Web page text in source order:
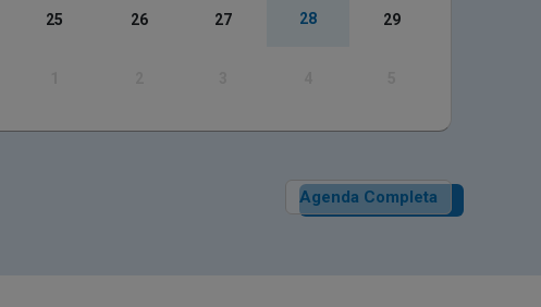
25 26 27 28 29
Agenda Completa